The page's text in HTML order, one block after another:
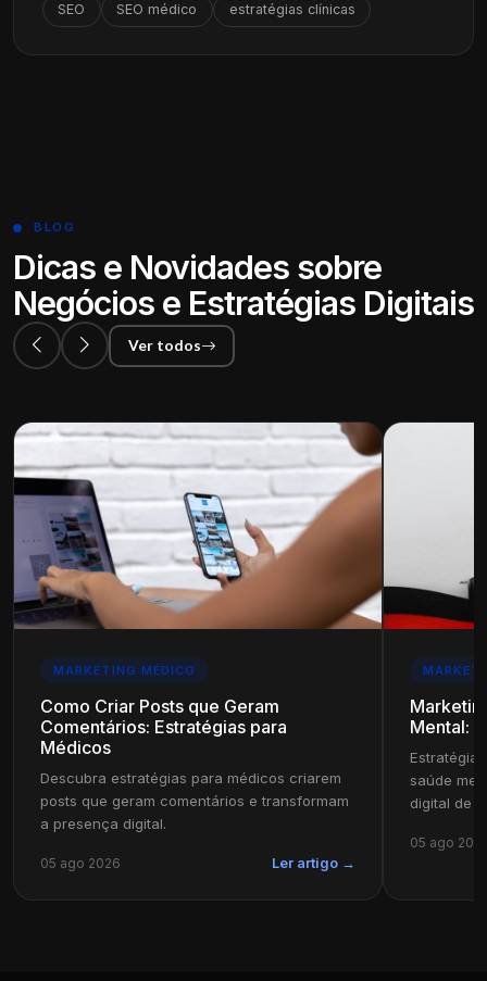
SEO SEO médico estratégias clínicas
BLOG
Dicas e Novidades sobre
Negócios e Estratégias Digitais
Ver todos
MARKETING MÉDICO
Como Criar Posts que Geram
Comentários: Estratégias para
Médicos
Descubra estratégias para médicos criarem
posts que geram comentários e transformam
a presença digital.
05 ago 2026 Ler artigo →
Mental:
saúde
digital de
05 ago